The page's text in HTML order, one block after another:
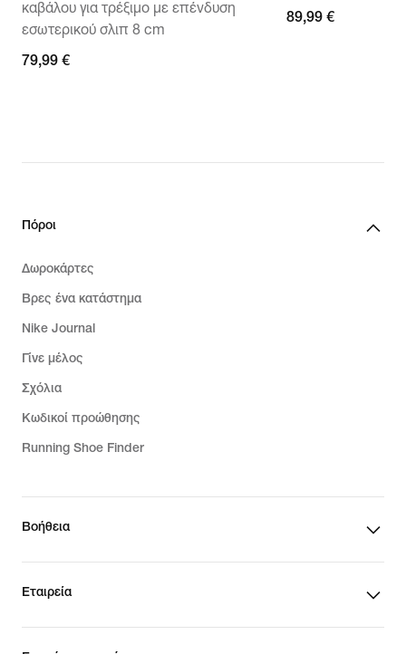
καβάλου για τρέξιμο με επένδυση
εσωτερικού σλιπ 8 cm
79,99 €
79,99 €
89,99 €
89,99 €
Πόροι
Δωροκάρτες
Βρες ένα κατάστημα
Nike Journal
Γίνε μέλος
Σχόλια
Κωδικοί προώθησης
Running Shoe Finder
Βοήθεια
Εταιρεία